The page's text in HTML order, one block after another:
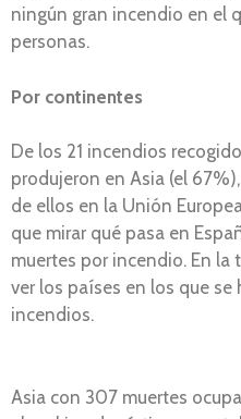
ningún gran incendio en el
personas.
Por continentes
De los 21 incendios
produjeron en Asia (el
de ellos en la Unión
que mirar qué pasa en
muertes por incendio. En
ver los países en los que
incendios.
Asia con 307 muertes